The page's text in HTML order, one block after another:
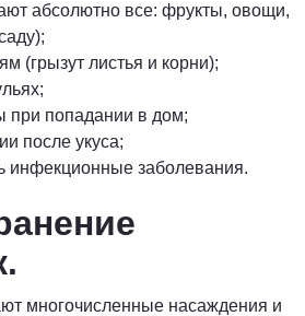
абсолютно все: фрукты, овощи,
(грызут листья и корни);
при попадании в дом;
после укуса;
инфекционные заболевания.
многочисленные насаждения и